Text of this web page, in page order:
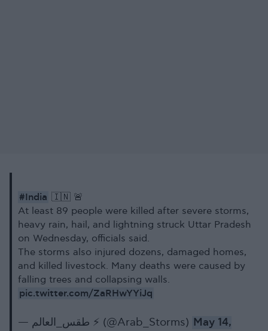
#India 🇮🇳 🚨
At least 89 people were killed after severe storms,
heavy rain, hail, and lightning struck Uttar Pradesh
on Wednesday, officials said.
The storms also injured dozens, damaged homes,
and killed livestock. Many deaths were caused by
falling trees and collapsing walls.
pic.twitter.com/ZaRHwYYiJq
— طقس_العالم ⚡️ (@Arab_Storms) May 14,